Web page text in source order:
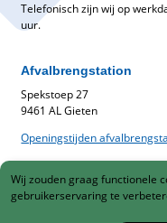
Wij zouden graag functionele
gebruikerservaring te
Telefonisch zijn wij op
uur.
Afvalbrengstation
Spekstoep 27
9461 AL Gieten
Openingstijden
Gemeentelijke belastingen